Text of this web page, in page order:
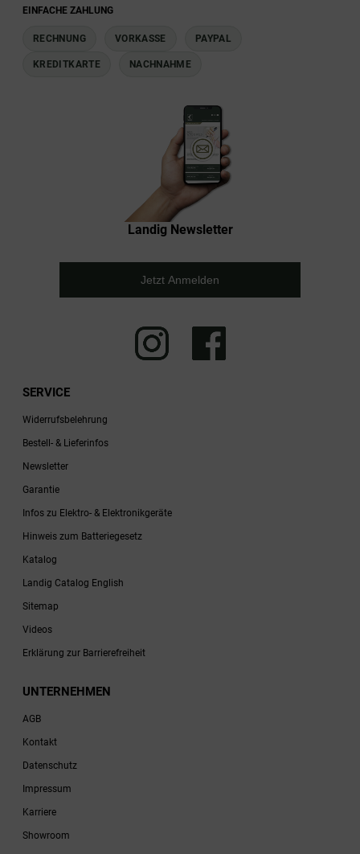
EINFACHE ZAHLUNG
RECHNUNG VORKASSE PAYPAL
KREDITKARTE NACHNAHME
Landig Newsletter
Jetzt Anmelden
SERVICE
Widerrufsbelehrung
Bestell- & Lieferinfos
Newsletter
Garantie
Infos zu Elektro- & Elektronikgeräte
Hinweis zum Batteriegesetz
Katalog
Landig Catalog English
Sitemap
Videos
Erklärung zur Barrierefreiheit
UNTERNEHMEN
AGB
Kontakt
Datenschutz
Impressum
Karriere
Showroom